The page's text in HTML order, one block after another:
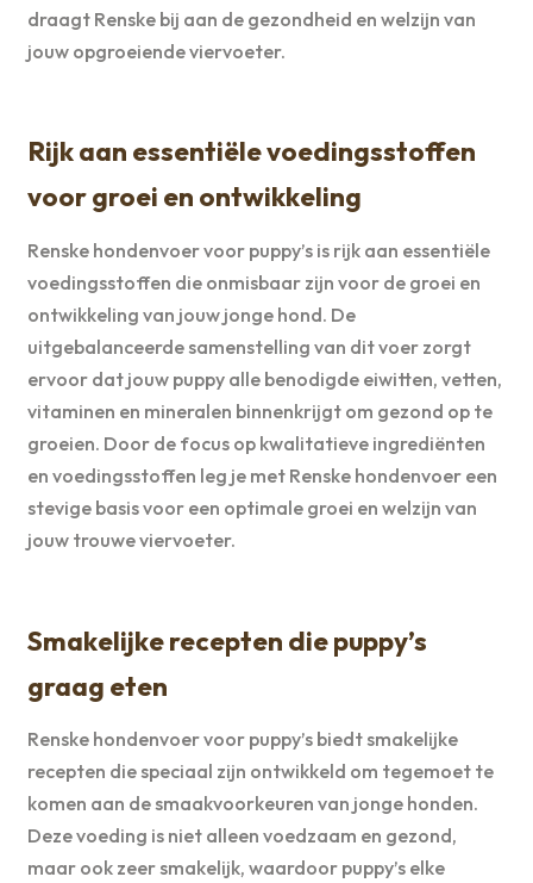
draagt Renske bij aan de gezondheid en welzijn van
jouw opgroeiende viervoeter.
Rijk aan essentiële voedingsstoffen
voor groei en ontwikkeling
Renske hondenvoer voor puppy’s is rijk aan essentiële
voedingsstoffen die onmisbaar zijn voor de groei en
ontwikkeling van jouw jonge hond. De
uitgebalanceerde samenstelling van dit voer zorgt
ervoor dat jouw puppy alle benodigde eiwitten, vetten,
vitaminen en mineralen binnenkrijgt om gezond op te
groeien. Door de focus op kwalitatieve ingrediënten
en voedingsstoffen leg je met Renske hondenvoer een
stevige basis voor een optimale groei en welzijn van
jouw trouwe viervoeter.
Smakelijke recepten die puppy’s
graag eten
Renske hondenvoer voor puppy’s biedt smakelijke
recepten die speciaal zijn ontwikkeld om tegemoet te
komen aan de smaakvoorkeuren van jonge honden.
Deze voeding is niet alleen voedzaam en gezond,
maar ook zeer smakelijk, waardoor puppy’s elke